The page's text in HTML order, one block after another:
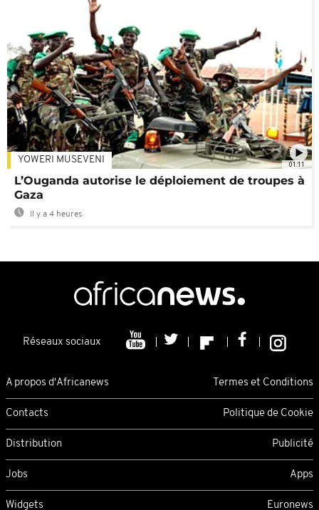
01:11
YOWERI MUSEVENI
L’Ouganda autorise le déploiement de troupes à
Gaza
Il y a 4 heures
Réseaux sociaux
A propos d'Africanews Termes et Conditions
Contacts Politique de Cookie
Distribution Publicité
Jobs Apps
Widgets Euronews